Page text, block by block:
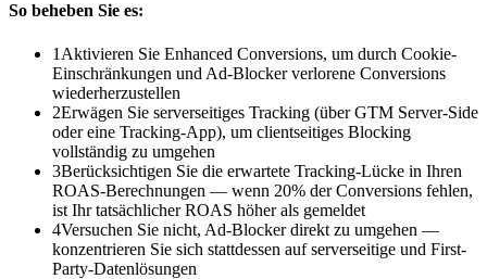
So beheben Sie es:
1 Aktivieren Sie Enhanced Conversions, um durch Cookie-
Einschränkungen und Ad-Blocker verlorene Conversions
wiederherzustellen
2Erwägen Sie serverseitiges Tracking (über GTM Server-Side
oder eine Tracking-App), um clientseitiges Blocking
vollständig zu umgehen
3Berücksichtigen Sie die erwartete Tracking-Lücke in Ihren
ROAS-Berechnungen — wenn 20% der Conversions fehlen,
ist Ihr tatsächlicher ROAS höher als gemeldet
4Versuchen Sie nicht, Ad-Blocker direkt zu umgehen —
konzentrieren Sie sich stattdessen auf serverseitige und First-
Party-Datenlösungen